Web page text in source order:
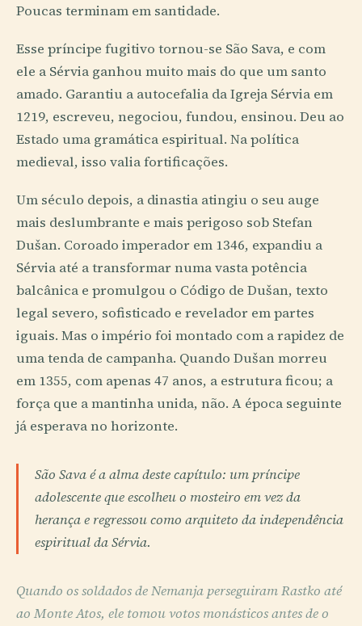
Poucas terminam em santidade.
Esse príncipe fugitivo tornou-se São Sava, e com
ele a Sérvia ganhou muito mais do que um santo
amado. Garantiu a autocefalia da Igreja Sérvia em
1219, escreveu, negociou, fundou, ensinou. Deu ao
Estado uma gramática espiritual. Na política
medieval, isso valia fortificações.
Um século depois, a dinastia atingiu o seu auge
mais deslumbrante e mais perigoso sob Stefan
Dušan. Coroado imperador em 1346, expandiu a
Sérvia até a transformar numa vasta potência
balcânica e promulgou o Código de Dušan, texto
legal severo, sofisticado e revelador em partes
iguais. Mas o império foi montado com a rapidez de
uma tenda de campanha. Quando Dušan morreu
em 1355, com apenas 47 anos, a estrutura ficou; a
força que a mantinha unida, não. A época seguinte
já esperava no horizonte.
São Sava é a alma deste capítulo: um príncipe
adolescente que escolheu o mosteiro em vez da
herança e regressou como arquiteto da independência
espiritual da Sérvia.
Quando os soldados de Nemanja perseguiram Rastko até
ao Monte Atos, ele tomou votos monásticos antes de o